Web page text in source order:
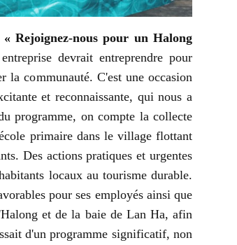
« Rejoignez-nous pour un Halong
devrait entreprendre pour
la communauté. C'est une occasion
et reconnaissante, qui nous a
programme, on compte la collecte
primaire dans le village flottant
Des actions pratiques et urgentes
locaux au tourisme durable.
pour ses employés ainsi que
et de la baie de Lan Ha, afin
d'un programme significatif, non